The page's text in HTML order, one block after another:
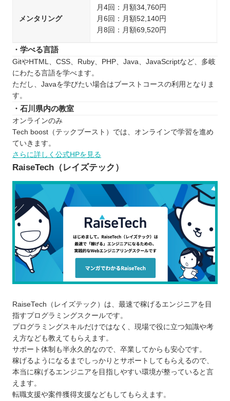
メンタリング
月4回：月額34,760円
月6回：月額52,140円
月8回：月額69,520円
・学べる言語
GitやHTML、CSS、Ruby、PHP、Java、JavaScriptなど、多岐
にわたる言語を学べます。
ただし、Javaを学びたい場合はブーストコースの利用となりま
す。
・石川県内の教室
オンラインのみ
Tech boost（テックブースト）では、オンラインで学習を進め
ていきます。
さらに詳しく公式HPを見る
RaiseTech（レイズテック）
RaiseTech（レイズテック）は、最速で稼げるエンジニアを目
指すプログラミングスクールです。
プログラミングスキルだけではなく、現場で役に立つ知識や考
え方なども教えてもらえます。
サポート体制も半永久的なので、卒業してからも安心です。
稼げるようになるまでしっかりとサポートしてもらえるので、
本当に稼げるエンジニアを目指しやすい環境が整っていると言
えます。
転職支援や案件獲得支援などもしてもらえます。